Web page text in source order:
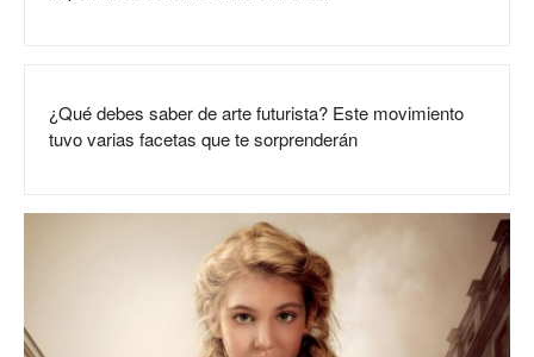
¿Qué debes saber de arte futurista? Este movimiento
tuvo varias facetas que te sorprenderán